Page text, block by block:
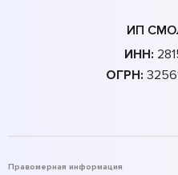
ИП
ИНН:
ОГРН:
Правомерная информация